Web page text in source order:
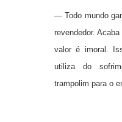
— Todo mundo
revendedor.
valor é imoral.
utiliza do
trampolim para o